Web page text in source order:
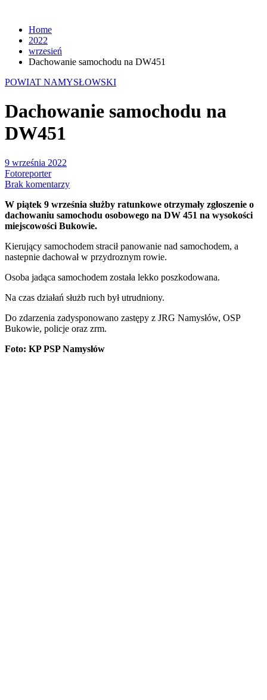
Home
2022
wrzesień
Dachowanie samochodu na DW451
POWIAT NAMYSŁOWSKI
Dachowanie samochodu na
DW451
9 września 2022
Fotoreporter
Brak komentarzy
W piątek 9 września służby ratunkowe otrzymały zgłoszenie o
dachowaniu samochodu osobowego na DW 451 na wysokości
miejscowości Bukowie.
Kierujący samochodem stracił panowanie nad samochodem, a
nastepnie dachował w przydroznym rowie.
Osoba jadąca samochodem została lekko poszkodowana.
Na czas działań służb ruch był utrudniony.
Do zdarzenia zadysponowano zastępy z JRG Namysłów, OSP
Bukowie, policje oraz zrm.
Foto: KP PSP Namysłów